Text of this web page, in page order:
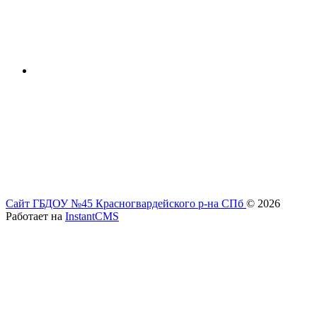
Сайт ГБДОУ №45 Красногвардейского р-на СПб © 2026
Работает на InstantCMS